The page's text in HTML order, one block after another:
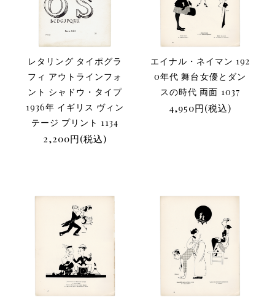
レタリング タイポグラ
フィ アウトラインフォ
ント シャドウ・タイプ
1936年 イギリス ヴィン
テージ プリント 1134
2,200円(税込)
エイナル・ネイマン 192
0年代 舞台女優とダン
スの時代 両面 1037
4,950円(税込)